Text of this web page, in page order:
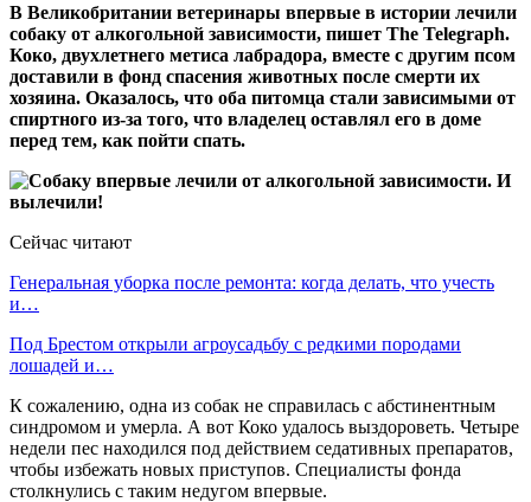
В Великобритании ветеринары впервые в истории лечили
собаку от алкогольной зависимости, пишет The Telegraph.
Коко, двухлетнего метиса лабрадора, вместе с другим псом
доставили в фонд спасения животных после смерти их
хозяина. Оказалось, что оба питомца стали зависимыми от
спиртного из-за того, что владелец оставлял его в доме
перед тем, как пойти спать.
Сейчас читают
Генеральная уборка после ремонта: когда делать, что учесть
и…
Под Брестом открыли агроусадьбу с редкими породами
лошадей и…
К сожалению, одна из собак не справилась с абстинентным
синдромом и умерла. А вот Коко удалось выздороветь. Четыре
недели пес находился под действием седативных препаратов,
чтобы избежать новых приступов. Специалисты фонда
столкнулись с таким недугом впервые.